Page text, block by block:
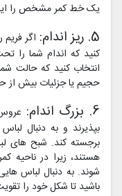
یک خط کمر مشخص را
5. ریز اندام:
اگر
انتخاب کنید که حالت
حجیم یا جزئیات بیش از
6. بزرگ اندام:
بپذیرند و به دنبال
برجسته کند. شبح های
هستند، زیرا در
شوند. به دنبال لباس
باشید تا شکل خود را